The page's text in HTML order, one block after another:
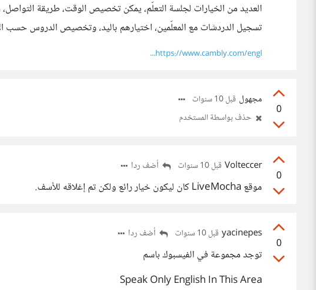
العديد من الخيارات لجلسة التعلّم، يمكن تخصيص الوقت، طريقة
تسجيل الدردشات مع المعلّمين، اختيارهم باليد، وتخصيص الدروس حسب
https://www.cambly.com/engl...
0
مجهول قبل 10 سنوات
حذف بواسطة المستخدم
0
Volteccer قبل 10 سنوات أضف ردا
موقع LiveMocha كان ليكون خيار رائع ولكن تم إغلاقه للأسف.
0
yacinepes قبل 10 سنوات أضف ردا
توجد مجموعة في الفيسبوك باسم
Speak Only English In This Area